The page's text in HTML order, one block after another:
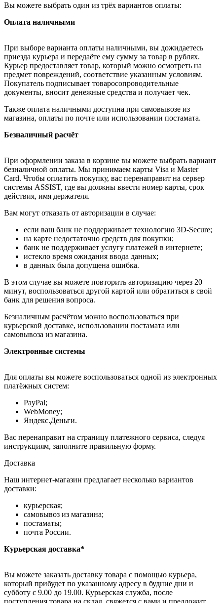
Вы можете выбрать один из трёх вариантов оплаты:
Оплата наличными
При выборе варианта оплаты наличными, вы дожидаетесь
приезда курьера и передаёте ему сумму за товар в рублях.
Курьер предоставляет товар, который можно осмотреть на
предмет повреждений, соответствие указанным условиям.
Покупатель подписывает товаросопроводительные
документы, вносит денежные средства и получает чек.
Также оплата наличными доступна при самовывозе из
магазина, оплаты по почте или использовании постамата.
Безналичный расчёт
При оформлении заказа в корзине вы можете выбрать вариант
безналичной оплаты. Мы принимаем карты Visa и Master
Card. Чтобы оплатить покупку, вас перенаправит на сервер
системы ASSIST, где вы должны ввести номер карты, срок
действия, имя держателя.
Вам могут отказать от авторизации в случае:
если ваш банк не поддерживает технологию 3D-Secure;
на карте недостаточно средств для покупки;
банк не поддерживает услугу платежей в интернете;
истекло время ожидания ввода данных;
в данных была допущена ошибка.
В этом случае вы можете повторить авторизацию через 20
минут, воспользоваться другой картой или обратиться в свой
банк для решения вопроса.
Безналичным расчётом можно воспользоваться при
курьерской доставке, использовании постамата или
самовывоза из магазина.
Электронные системы
Для оплаты вы можете воспользоваться одной из электронных
платёжных систем:
PayPal;
WebMoney;
Яндекс.Деньги.
Вас перенаправит на страницу платежного сервиса, следуя
инструкциям, заполните правильную форму.
Доставка
Наш интернет-магазин предлагает несколько вариантов
доставки:
курьерская;
самовывоз из магазина;
постаматы;
почта России.
Курьерская доставка*
Вы можете заказать доставку товара с помощью курьера,
который прибудет по указанному адресу в будние дни и
субботу с 9.00 до 19.00. Курьерская служба, после
поступления товара на склад, свяжется с вами и предложит